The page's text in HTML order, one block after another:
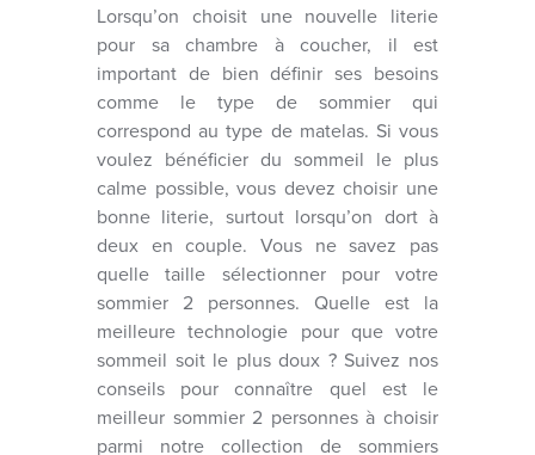
Lorsqu’on choisit une nouvelle literie
pour sa chambre à coucher, il est
important de bien définir ses besoins
comme le type de sommier qui
correspond au type de matelas. Si vous
voulez bénéficier du sommeil le plus
calme possible, vous devez choisir une
bonne literie, surtout lorsqu’on dort à
deux en couple. Vous ne savez pas
quelle taille sélectionner pour votre
sommier 2 personnes. Quelle est la
meilleure technologie pour que votre
sommeil soit le plus doux ? Suivez nos
conseils pour connaître quel est le
meilleur sommier 2 personnes à choisir
parmi notre collection de sommiers